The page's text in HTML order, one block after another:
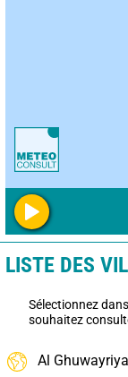
LISTE DES
Sélectionnez
souhaitez
Al Ghuwayriya